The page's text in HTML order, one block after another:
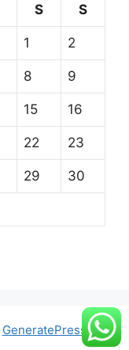
S S
1 2
8 9
15 16
22 23
29 30
GeneratePress